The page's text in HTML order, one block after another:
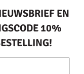
EN
10%